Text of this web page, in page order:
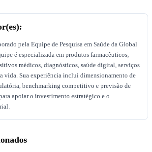
pela Equipe de Pesquisa em Saúde da Global
é especializada em produtos farmacêuticos,
médicos, diagnósticos, saúde digital, serviços
vida. Sua experiência inclui dimensionamento de
benchmarking competitivo e previsão de
apoiar o investimento estratégico e o